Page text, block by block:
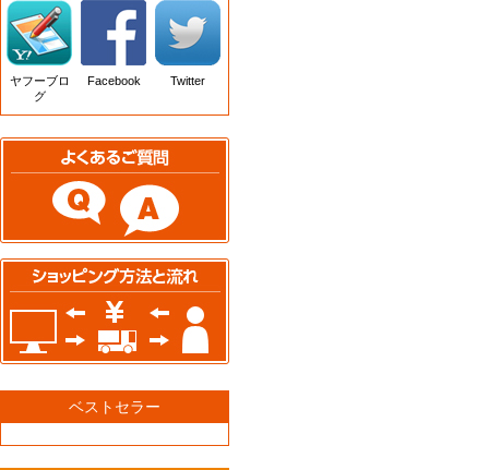
ヤフーブロ
グ
Facebook Twitter
ベストセラー